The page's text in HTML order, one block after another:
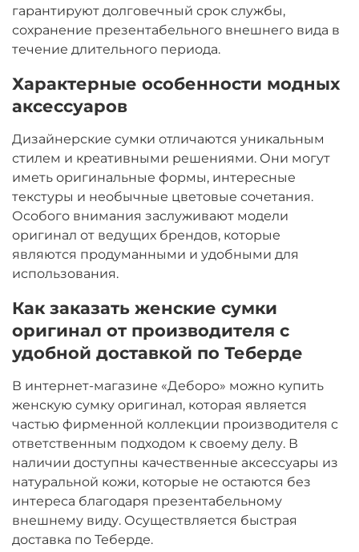
гарантируют долговечный срок службы,
сохранение презентабельного внешнего вида в
течение длительного периода.
Характерные особенности модных
аксессуаров
Дизайнерские сумки отличаются уникальным
стилем и креативными решениями. Они могут
иметь оригинальные формы, интересные
текстуры и необычные цветовые сочетания.
Особого внимания заслуживают модели
оригинал от ведущих брендов, которые
являются продуманными и удобными для
использования.
Как заказать женские сумки
оригинал от производителя с
удобной доставкой по Теберде
В интернет-магазине «Деборо» можно купить
женскую сумку оригинал, которая является
частью фирменной коллекции производителя с
ответственным подходом к своему делу. В
наличии доступны качественные аксессуары из
натуральной кожи, которые не остаются без
интереса благодаря презентабельному
внешнему виду. Осуществляется быстрая
доставка по Теберде.